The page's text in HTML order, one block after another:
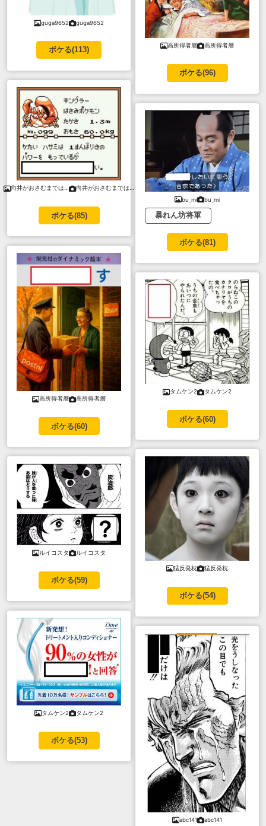
guga9652 guga9652
ボケる(113)
向井がおさむまでは… 向井がおさむまでは…
ボケる(85)
高所得者層 高所得者層
ボケる(60)
ルイコスタ ルイコスタ
ボケる(59)
タムケン2 タムケン2
ボケる(53)
高所得者層 高所得者層
ボケる(96)
bu_mi bu_mi
暴れん坊将軍
ボケる(81)
タムケン2 タムケン2
ボケる(60)
猛反発枕 猛反発枕
ボケる(54)
abc141 abc141